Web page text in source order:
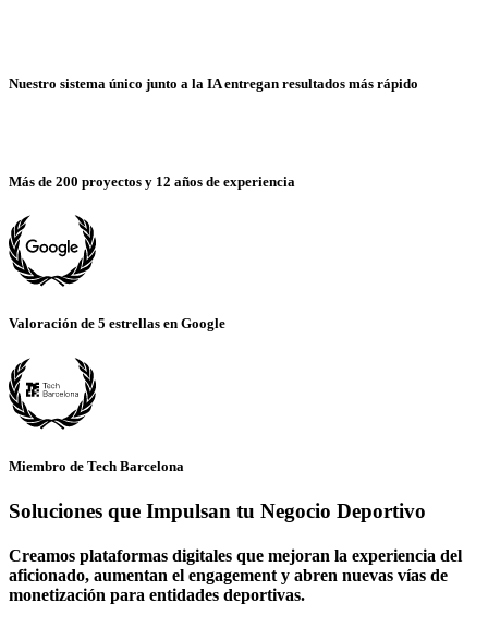
Nuestro sistema único junto a la IA entregan resultados más rápido
Más de 200 proyectos y 12 años de experiencia
Valoración de 5 estrellas en Google
Miembro de Tech Barcelona
Soluciones que Impulsan tu Negocio Deportivo
Creamos plataformas digitales que mejoran la experiencia del
aficionado, aumentan el engagement y abren nuevas vías de
monetización para entidades deportivas.